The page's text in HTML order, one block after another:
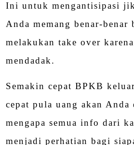
Ini untuk mengantisipasi
Anda memang benar-benar
melakukan take over
mendadak.
Semakin cepat BPKB
cepat pula uang akan Anda
mengapa semua info dari
menjadi perhatian bagi